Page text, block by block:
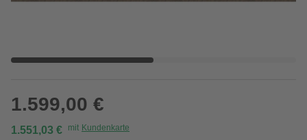
1.599,00 €
1.551,03 € mit Kundenkarte